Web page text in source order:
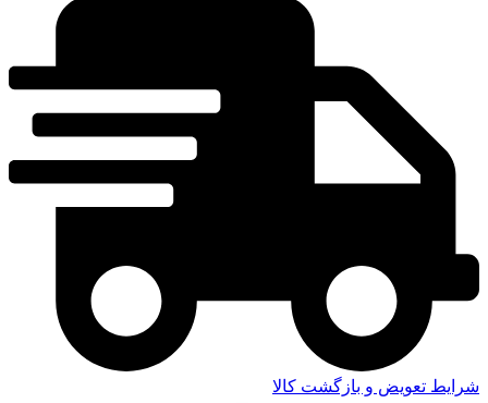
شرایط تعویض و بازگشت کالا